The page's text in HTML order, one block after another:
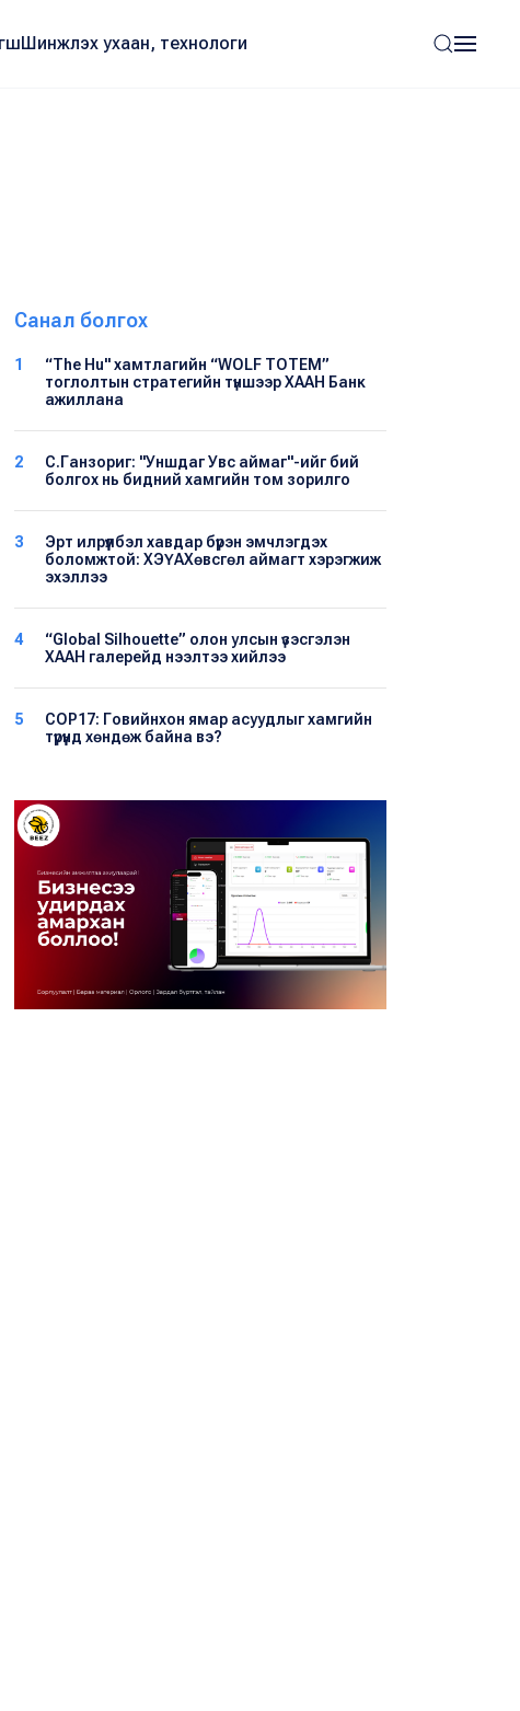
Шинжлэх ухаан, технологи
Санал болгох
1
“The Hu" хамтлагийн “WOLF TOTEM”
тоглолтын стратегийн түншээр ХААН Банк
ажиллана
2
С.Ганзориг: "Уншдаг Увс аймаг"-ийг бий
болгох нь бидний хамгийн том зорилго
3
Эрт илрүүлбэл хавдар бүрэн эмчлэгдэх
боломжтой: ХЭҮА​Хөвсгөл аймагт хэрэгжиж
эхэллээ
4
“Global Silhouette” олон улсын үзэсгэлэн
ХААН галерейд нээлтээ хийлээ
5
COP17: Говийнхон ямар асуудлыг хамгийн
түрүүнд хөндөж байна вэ?